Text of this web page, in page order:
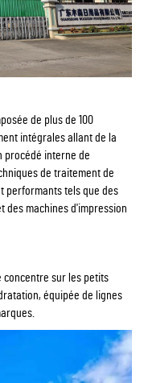
de plus de 100
intégrales allant de la
procédé interne de
de traitement de
performants tels que des
des machines d'impression
concentre sur les petits
équipée de lignes